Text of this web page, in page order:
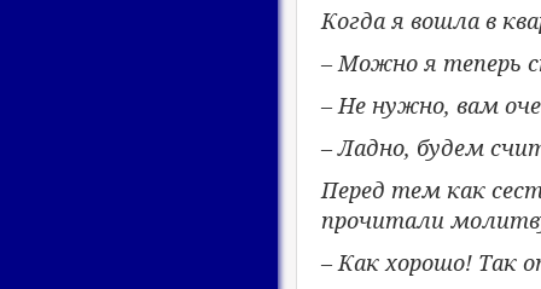
Когда я вошла в
– Можно я теперь
– Не нужно, вам
– Ладно, будем
Перед тем как
прочитали
– Как хорошо! Так